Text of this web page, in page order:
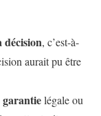
décision, c’est-à-
aurait pu être
garantielégale ou